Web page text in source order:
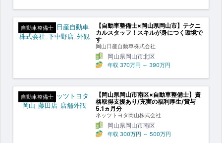
自動車整備士
【自動車整備士×岡山県岡山市】テクニ
カルスタッフ！スキルが身につく環境で
す
岡山日産自動車株式会社
岡山県岡山市北区
年収 370万円 ～ 390万円
自動車整備士
【岡山県岡山市南区×自動車整備士】資
格取得支援あり/充実の福利厚生/賞与
5.1ヵ月分
ネッツトヨタ岡山株式会社
岡山県岡山市南区
年収 300万円 ～ 500万円